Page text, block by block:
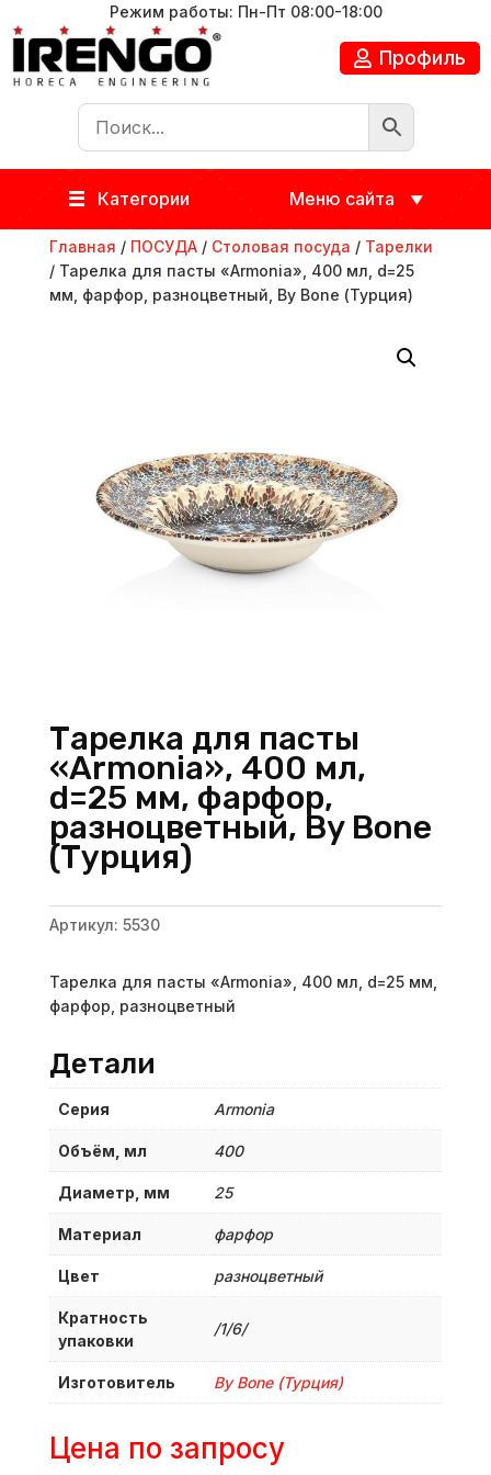
Режим работы: Пн-Пт 08:00-18:00
Профиль
Категории Меню сайта
Главная / ПОСУДА/ Столовая посуда / Тарелки
/ Тарелка для пасты «Armonia», 400 мл, d=25
мм, фарфор, разноцветный, By Bone (Турция)
Тарелка для пасты
«Armonia», 400 мл,
d=25 мм, фарфор,
разноцветный, By Bone
(Турция)
Артикул: 5530
Тарелка для пасты «Armonia», 400 мл, d=25 мм,
фарфор, разноцветный
Детали
Серия Armonia
Объём, мл 400
Диаметр, мм 25
Материал фарфор
Цвет разноцветный
Кратность
упаковки
/1/6/
Изготовитель By Bone (Турция)
Цена по запросу